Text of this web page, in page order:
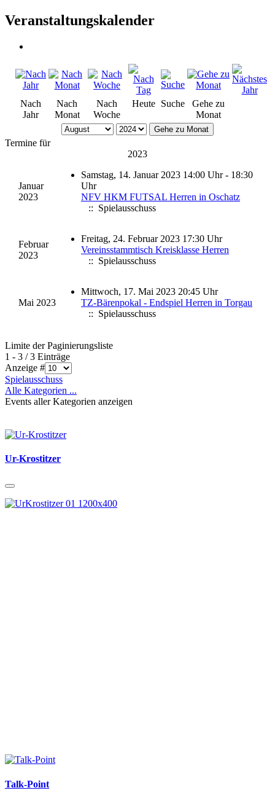
Veranstaltungskalender
Nach
Jahr
Nach
Monat
Nach
Woche
Heute Suche
Gehe zu
Monat
Gehe zu Monat
Termine für
2023
Januar
2023
Samstag, 14. Januar 2023 14:00 Uhr - 18:30
Uhr
NFV HKM FUTSAL Herren in Oschatz
:: Spielausschuss
Februar
2023
Freitag, 24. Februar 2023 17:30 Uhr
Vereinsstammtisch Kreisklasse Herren
:: Spielausschuss
Mai 2023
Mittwoch, 17. Mai 2023 20:45 Uhr
TZ-Bärenpokal - Endspiel Herren in Torgau
:: Spielausschuss
Limite der Paginierungsliste
1 - 3 / 3 Einträge
Anzeige #
Spielausschuss
Alle Kategorien ...
Events aller Kategorien anzeigen
Ur-Krostitzer
Talk-Point